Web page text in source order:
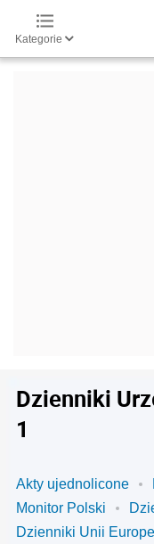
Kategorie
Dzienniki
1
Akty ujednolicone
Monitor Polski
Dzienniki Unii